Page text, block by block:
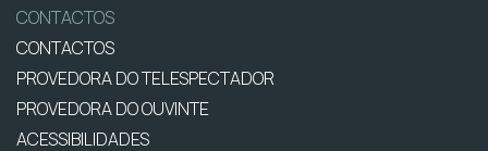
CONTACTOS
CONTACTOS
PROVEDORA DO TELESPECTADOR
PROVEDORA DO OUVINTE
ACESSIBILIDADES